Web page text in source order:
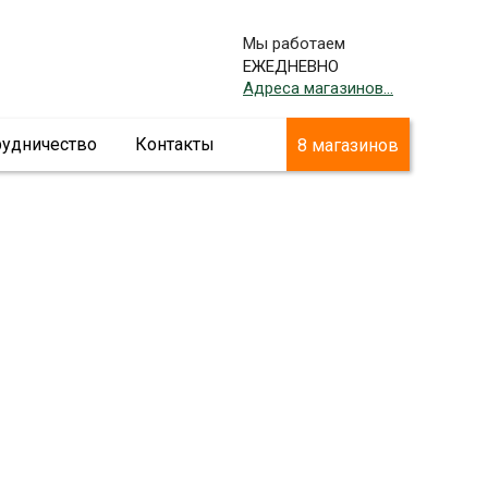
Мы работаем
ЕЖЕДНЕВНО
Адреса магазинов...
Контакты 8 магазинов